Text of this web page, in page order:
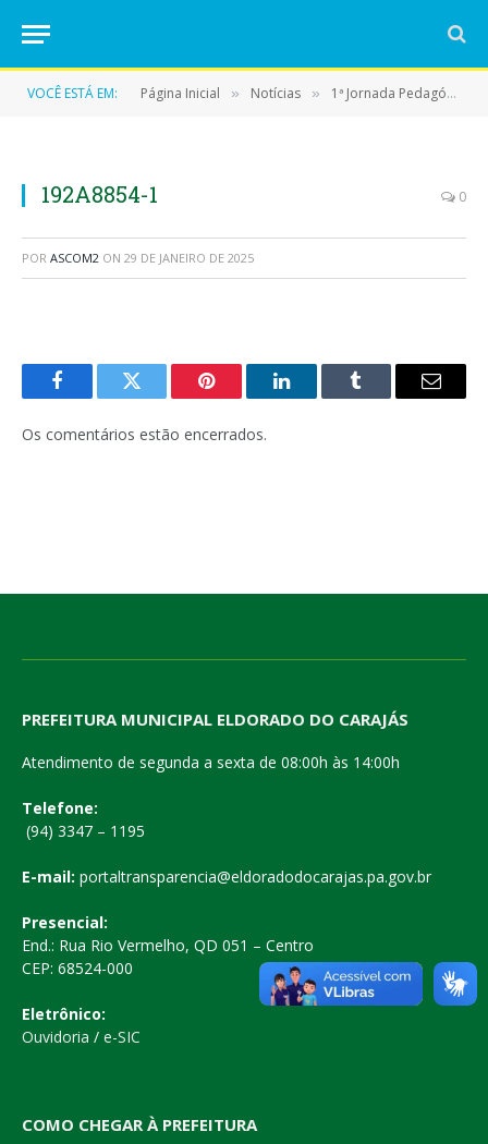
VOCÊ ESTÁ EM: Página Inicial » Notícias » 1ª Jornada Pedagógica de Eldorado do Carajás: “Ressignificação do Ensino-Aprendizagem em Rede
192A8854-1 0
POR ASCOM2 ON 29 DE JANEIRO DE 2025
FacebookTwitter Pinterest LinkedInTumblr
E-
Os comentários estão encerrados.
PREFEITURA MUNICIPAL ELDORADO DO CARAJÁS
Atendimento de segunda a sexta de 08:00h às 14:00h
Telefone:
(94) 3347 – 1195
E-mail: portaltransparencia@eldoradodocarajas.pa.gov.br
Presencial:
End.: Rua Rio Vermelho, QD 051 – Centro
CEP: 68524-000
Eletrônico:
Ouvidoria / e-SIC
COMO CHEGAR À PREFEITURA